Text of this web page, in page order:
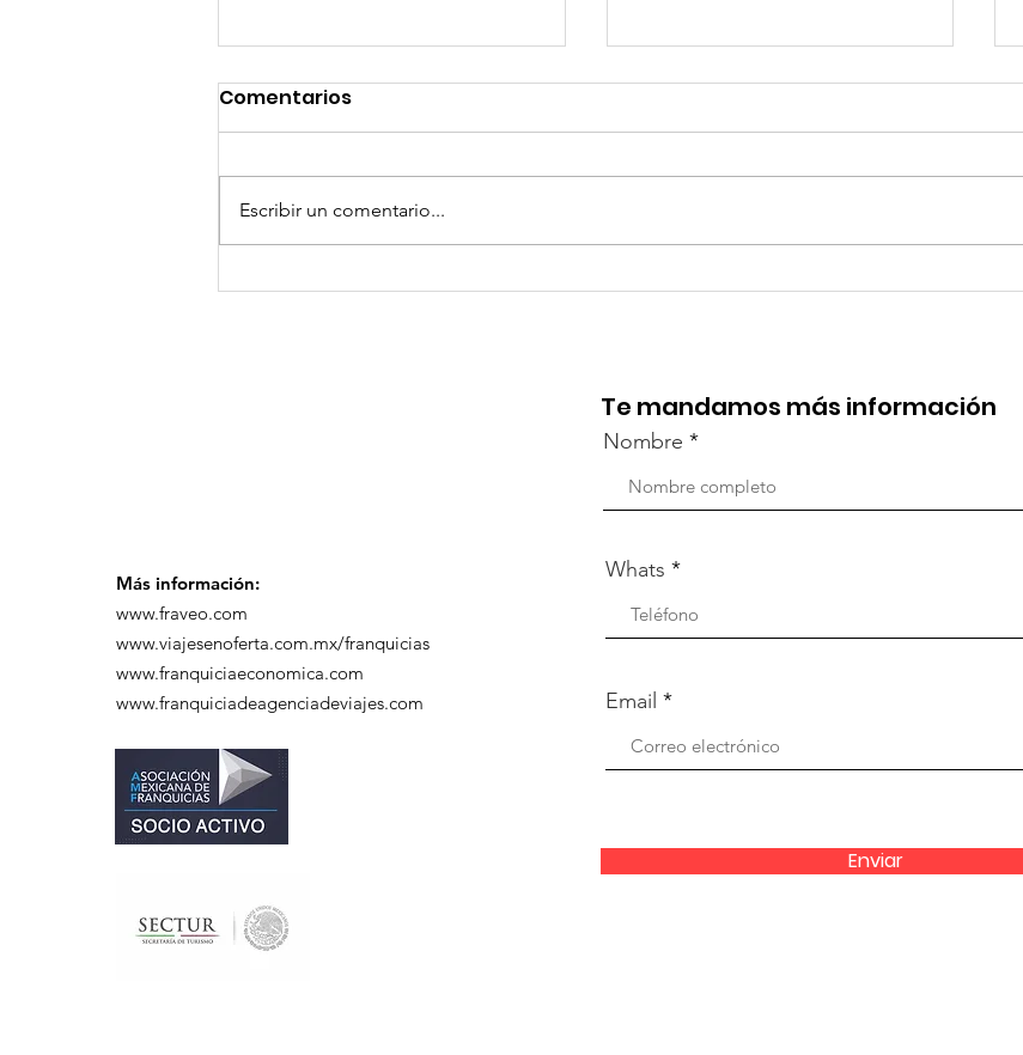
GoMapTravelByFraveo
TourTravelynByFraveo
Comentarios
Escribir un comentario...
Más información:
www.fraveo.com
www.viajesenoferta.com.mx/franquicias
www.franquiciaeconomica.com
www.franquiciadeagenciadeviajes.com
Te mandamos más información
Nombre
Whats
Email
Enviar